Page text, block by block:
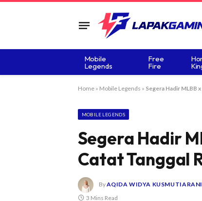
Mobile
Legends
Free
Fire
Home» Mobile Legends » Segera Hadir MLBB
MOBILE LEGENDS
Segera Hadir
Catat Tanggal
ByAQIDA WIDYA KUSMUTIARANI
3 Mins Read